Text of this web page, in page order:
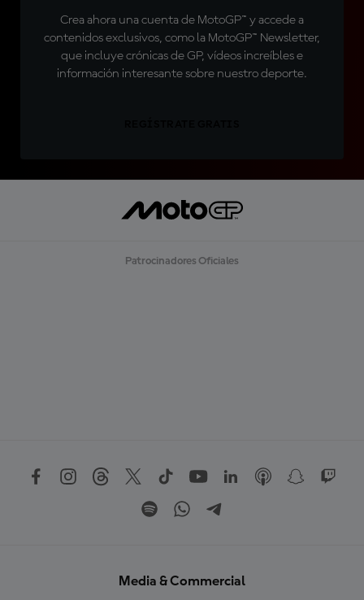
Crea ahora una cuenta de MotoGP™ y accede a
contenidos exclusivos, como la MotoGP™ Newsletter,
que incluye crónicas de GP, vídeos increíbles e
información interesante sobre nuestro deporte.
Patrocinadores Oficiales
Media & Commercial